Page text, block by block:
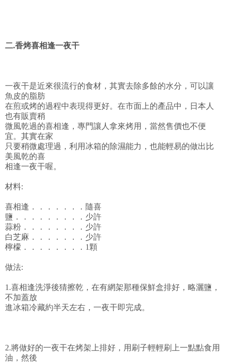
二.香烤喜相逢一夜干
一夜干是近來很流行的食材，其實去除多餘的水分，可以讓
魚皮的脂肪
在煎或烤的過程中表現得更好。在市面上的產品中，日本人
也有販賣稍
微風乾過的喜相逢，專門讓人拿來烤用，當然售價也不便
宜。其實在家
只要稍微處理過，利用冰箱的除濕能力，也能輕易的做出比
美風乾的喜
相逢一夜干喔。
材料:
喜相逢．．．．．．．隨喜
鹽．．．．．．．．．少許
蒜粉．．．．．．．．少許
白芝麻．．．．．．．少許
檸檬．．．．．．．．1顆
做法:
1.喜相逢洗淨後猜擦乾，在有網架那種保鮮盒排好，略灑鹽，
不加蓋放
進冰箱冷藏約半天左右，一夜干即完成。
2.將做好的一夜干在烤架上排好，用刷子輕輕刷上一點點食用
油，然後